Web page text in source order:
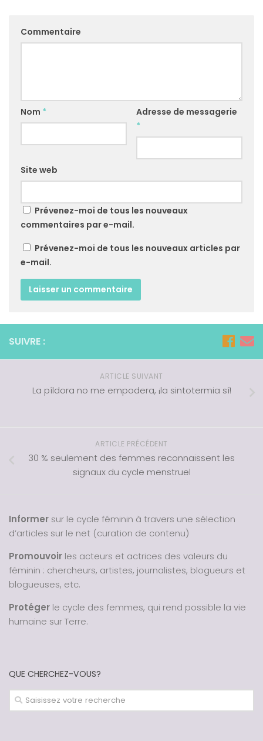
Commentaire
Nom *
Adresse de messagerie
*
Site web
Prévenez-moi de tous les nouveaux
commentaires par e-mail.
Prévenez-moi de tous les nouveaux articles par
e-mail.
SUIVRE :
ARTICLE SUIVANT
La píldora no me empodera, ¡la sintotermia sí!
ARTICLE PRÉCÉDENT
30 % seulement des femmes reconnaissent les
signaux du cycle menstruel
Informer sur le cycle féminin à travers une sélection
d’articles sur le net (curation de contenu)
Promouvoir les acteurs et actrices des valeurs du
féminin : chercheurs, artistes, journalistes, blogueurs et
blogueuses, etc.
Protéger le cycle des femmes, qui rend possible la vie
humaine sur Terre.
QUE CHERCHEZ-VOUS?